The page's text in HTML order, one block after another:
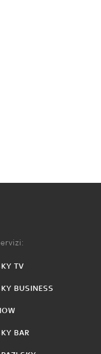
TV
BUSINESS
BAR